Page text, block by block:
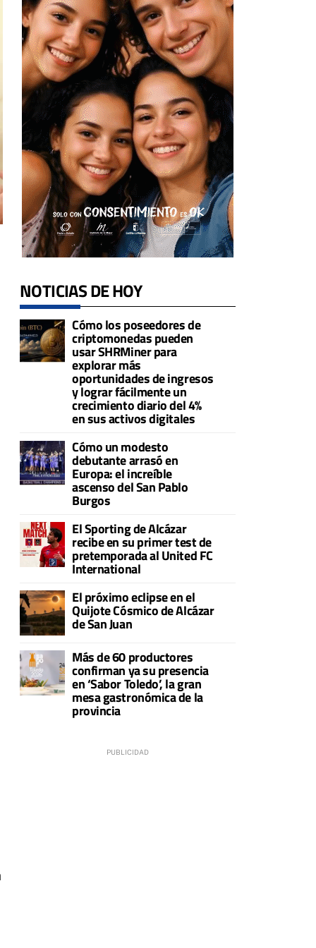
NOTICIAS DE HOY
Cómo los poseedores de
criptomonedas pueden
usar SHRMiner para
explorar más
oportunidades de ingresos
y lograr fácilmente un
crecimiento diario del 4%
en sus activos digitales
Cómo un modesto
debutante arrasó en
Europa: el increíble
ascenso del San Pablo
Burgos
El Sporting de Alcázar
recibe en su primer test de
pretemporada al United FC
International
El próximo eclipse en el
Quijote Cósmico de Alcázar
de San Juan
Más de 60 productores
confirman ya su presencia
en ‘Sabor Toledo’, la gran
mesa gastronómica de la
provincia